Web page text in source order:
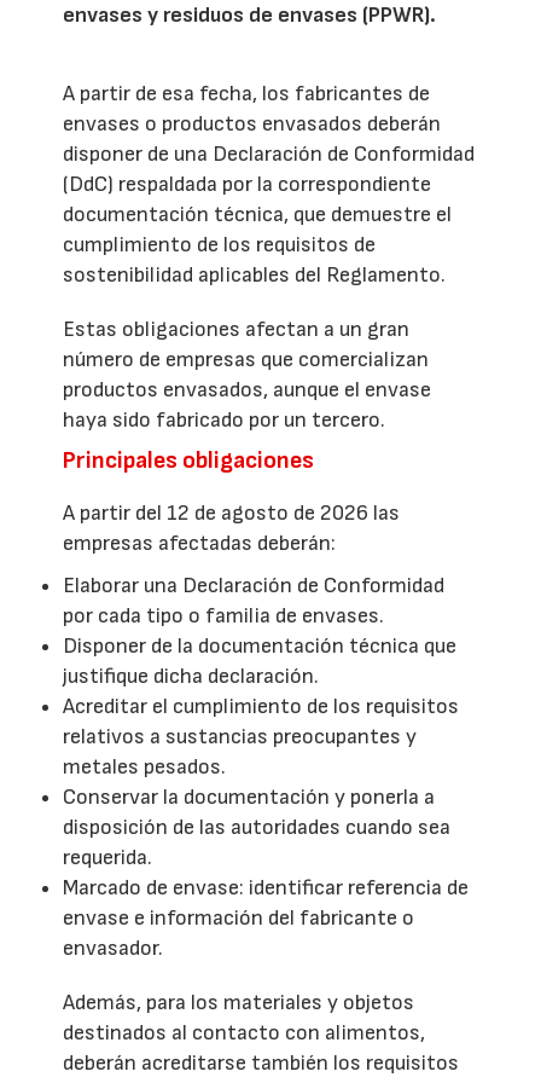
envases y residuos de envases (PPWR).
A partir de esa fecha, los fabricantes de
envases o productos envasados deberán
disponer de una Declaración de Conformidad
(DdC) respaldada por la correspondiente
documentación técnica, que demuestre el
cumplimiento de los requisitos de
sostenibilidad aplicables del Reglamento.
Estas obligaciones afectan a un gran
número de empresas que comercializan
productos envasados, aunque el envase
haya sido fabricado por un tercero.
Principales obligaciones
A partir del 12 de agosto de 2026 las
empresas afectadas deberán:
Elaborar una Declaración de Conformidad
por cada tipo o familia de envases.
Disponer de la documentación técnica que
justifique dicha declaración.
Acreditar el cumplimiento de los requisitos
relativos a sustancias preocupantes y
metales pesados.
Conservar la documentación y ponerla a
disposición de las autoridades cuando sea
requerida.
Marcado de envase: identificar referencia de
envase e información del fabricante o
envasador.
Además, para los materiales y objetos
destinados al contacto con alimentos,
deberán acreditarse también los requisitos